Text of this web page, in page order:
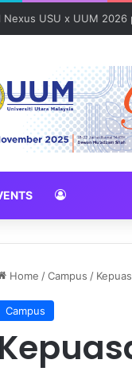
USU x UUM
Home /Campus /
Campus